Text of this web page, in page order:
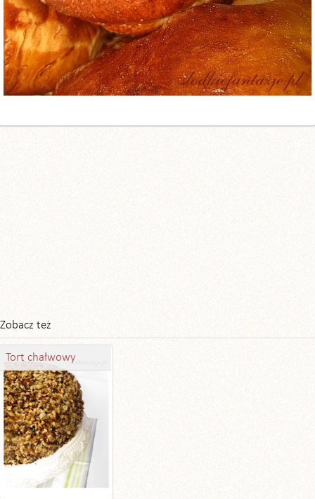
Zobacz też
Tort chałwowy